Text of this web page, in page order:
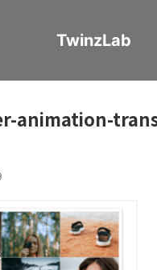
TwinzLab
animation-